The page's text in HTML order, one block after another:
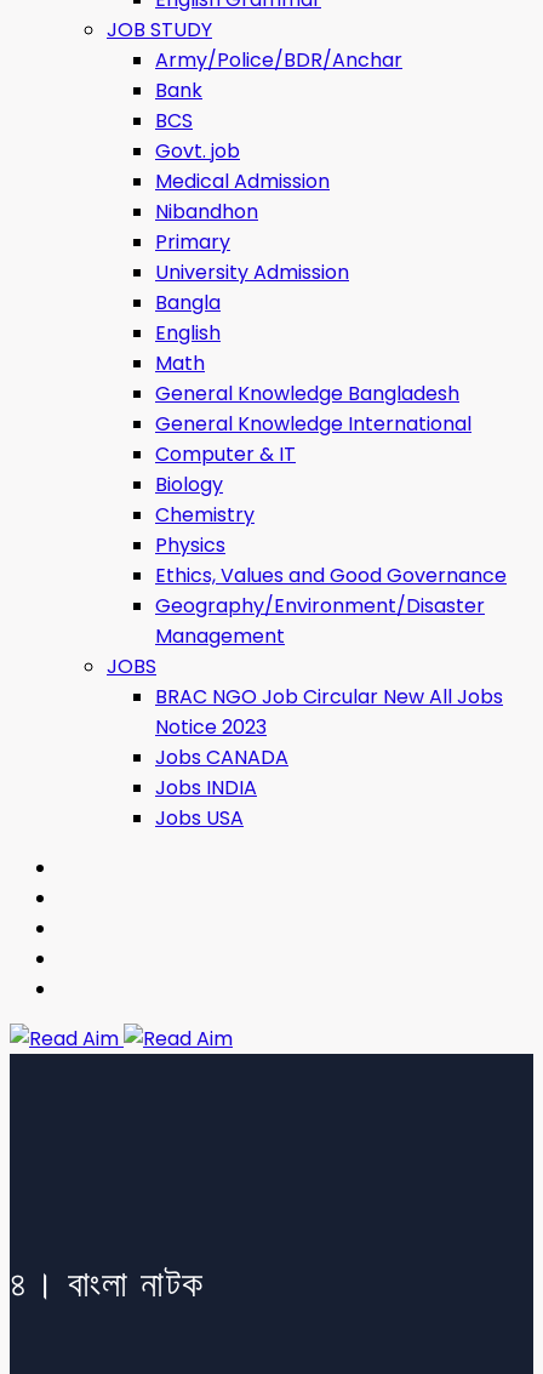
JOB STUDY
Army/Police/BDR/Anchar
Bank
BCS
Govt. job
Medical Admission
Nibandhon
Primary
University Admission
Bangla
English
Math
General Knowledge Bangladesh
General Knowledge International
Computer & IT
Biology
Chemistry
Physics
Ethics, Values ​​and Good Governance
Geography/Environment/Disaster
Management
JOBS
BRAC NGO Job Circular New All Jobs
Notice 2023
Jobs CANADA
Jobs INDIA
Jobs USA
Read Aim
৪। বাংলা নাটক